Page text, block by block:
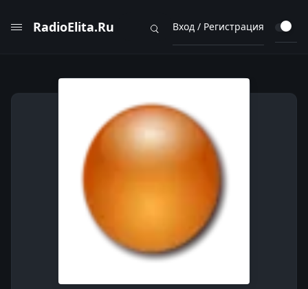
RadioElita.Ru Вход / Регистрация